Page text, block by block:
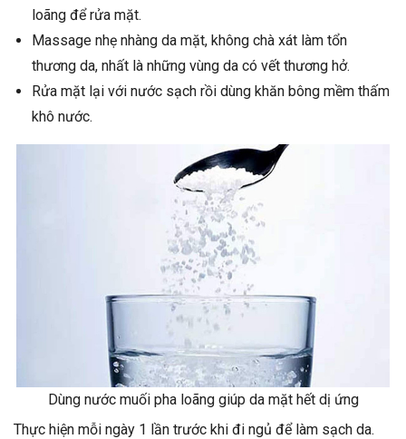
loãng để rửa mặt.
Massage nhẹ nhàng da mặt, không chà xát làm tổn
thương da, nhất là những vùng da có vết thương hở.
Rửa mặt lại với nước sạch rồi dùng khăn bông mềm thấm
khô nước.
Dùng nước muối pha loãng giúp da mặt hết dị ứng
Thực hiện mỗi ngày 1 lần trước khi đi ngủ để làm sạch da.